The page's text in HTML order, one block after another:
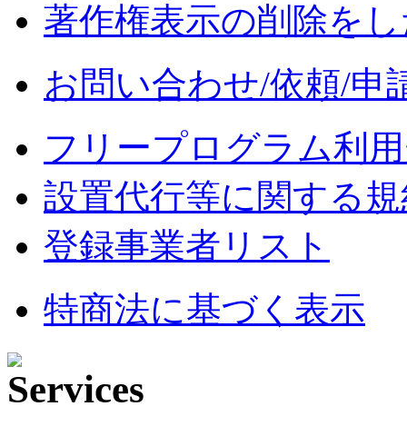
著作権表示の削除を
お問い合わせ/依頼/申
フリープログラム利
設置代行等に関する
登録事業者リスト
特商法に基づく表示